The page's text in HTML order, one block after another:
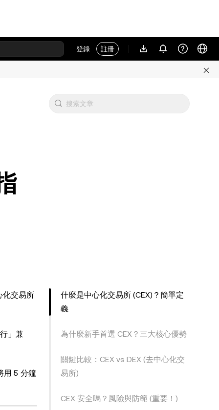
登錄 註冊
化交易所
」兼
用 5 分鐘
什麼是中心化交易所 (CEX)？簡單定
義
為什麼新手首選 CEX？三大核心優勢
關鍵比較：CEX vs DEX (去中心化交
易所)
CEX 安全嗎？風險與防範 (重要！)